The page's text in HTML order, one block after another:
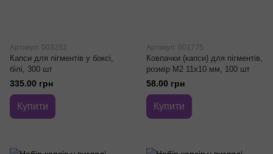
Артикул: 003252
Капси для пігментів у боксі,
білі, 300 шт
335.00 грн
Купити
Артикул: 001775
Ковпачки (капси) для пігментів,
розмір M2 11x10 мм, 100 шт
58.00 грн
Купити